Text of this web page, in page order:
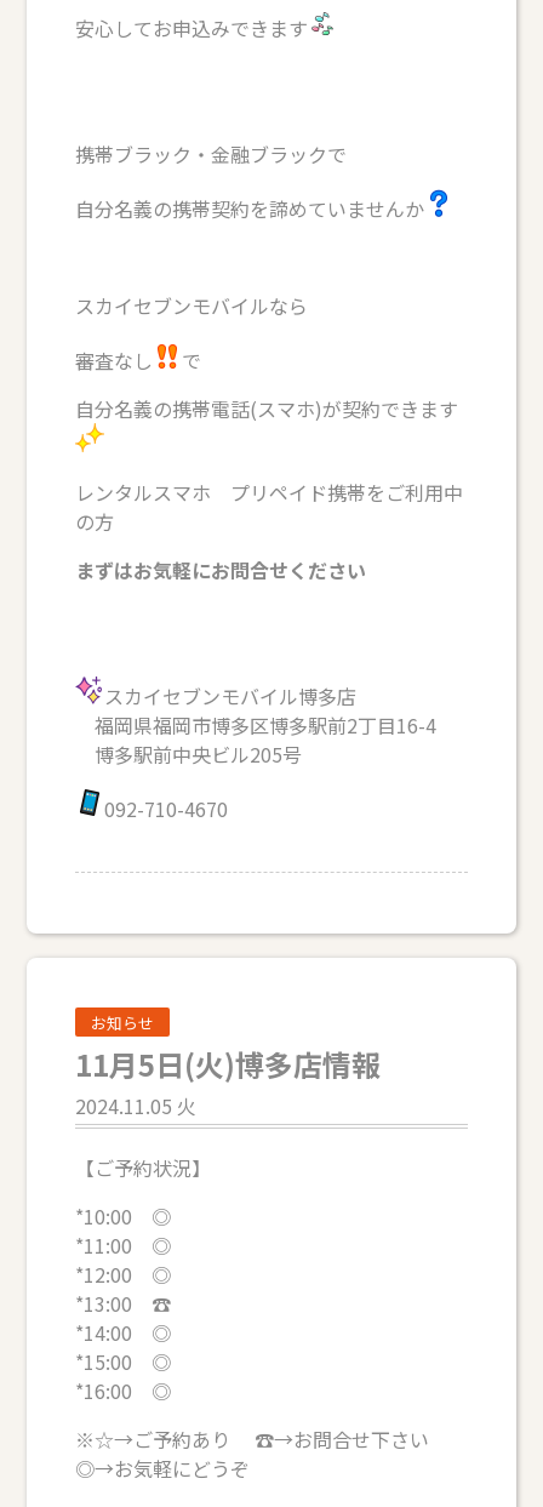
安心してお申込みできます
携帯ブラック・金融ブラックで
自分名義の携帯契約を諦めていませんか
スカイセブンモバイルなら
審査なし
で
自分名義の携帯電話(スマホ)が契約できます
レンタルスマホ プリペイド携帯をご利用中
の方
まずはお気軽にお問合せください
スカイセブンモバイル博多店
福岡県福岡市博多区博多駅前2丁目16-4
博多駅前中央ビル205号
092-710-4670
お知らせ
11月5日(火)博多店情報
2024.11.05 火
【ご予約状況】
*10:00 ◎
*11:00 ◎
*12:00 ◎
*13:00 ☎
*14:00 ◎
*15:00 ◎
*16:00 ◎
※☆→ご予約あり ☎→お問合せ下さい
◎→お気軽にどうぞ